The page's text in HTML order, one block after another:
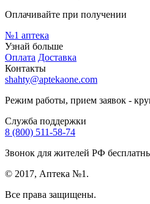
Оплачивайте при получении
№1 аптека
Узнай больше
Оплата Доставка
Контакты
shahty@aptekaone.com
Режим работы, прием заявок -
Служба поддержки
8 (800) 511-58-74
Звонок для жителей РФ
© 2017, Аптека №1.
Все права защищены.